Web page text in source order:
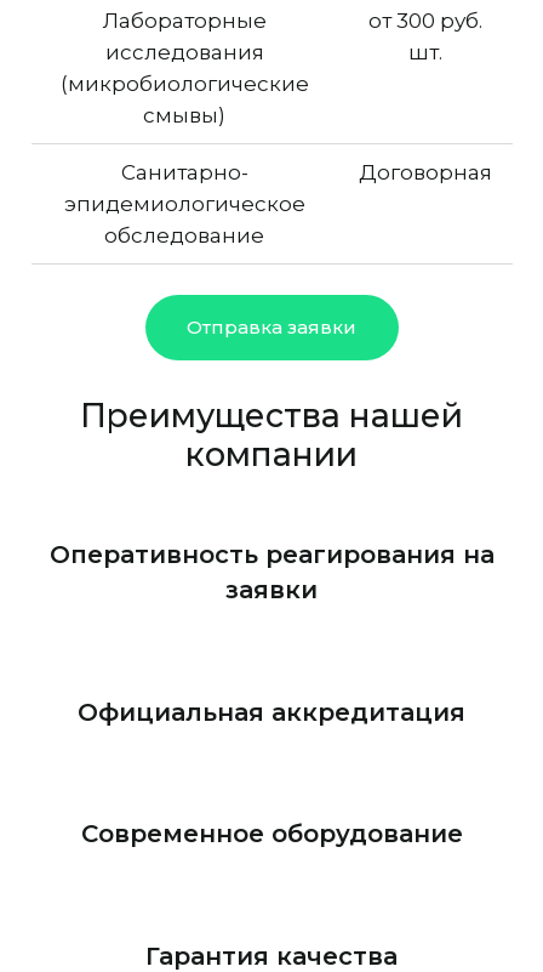
Лабораторные
исследования
(микробиологические
смывы)
от 300 руб.
шт.
Санитарно-
эпидемиологическое
обследование
Договорная
Отправка заявки
Преимущества нашей
компании
Оперативность реагирования на
заявки
Официальная аккредитация
Современное оборудование
Гарантия качества